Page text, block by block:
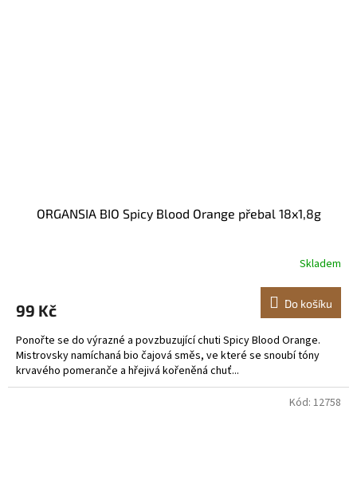
ORGANSIA BIO Spicy Blood Orange přebal 18x1,8g
Skladem
99 Kč Do košíku
Ponořte se do výrazné a povzbuzující chuti Spicy Blood Orange.
Mistrovsky namíchaná bio čajová směs, ve které se snoubí tóny
krvavého pomeranče a hřejivá kořeněná chuť...
Kód: 12758